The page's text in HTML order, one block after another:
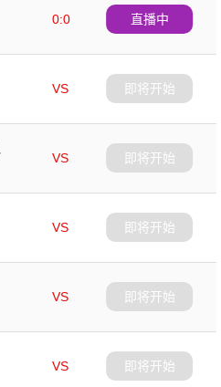
0:0
直播中
VS
即将开始
VS
即将开始
VS
即将开始
VS
即将开始
VS
即将开始